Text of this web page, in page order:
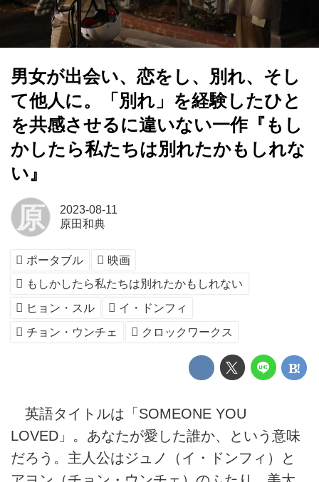
男女が出会い、恋をし、別れ、そし
て他人に。「別れ」を経験したひと
を共感させるに違いない一作『もし
かしたら私たちは別れたかもしれな
い』
原
2023-08-11
原田和典
ポータブル
映画
もしかしたら私たちは別れたかもしれない
ヒョン・スル
イ・ドンフィ
チョン・ウンチェ
クロックワークス
英語タイトルは「SOMEONE YOU
LOVED」。あなたが愛した誰か、という意味
だろう。主人公はジュノ（イ・ドンフィ）と